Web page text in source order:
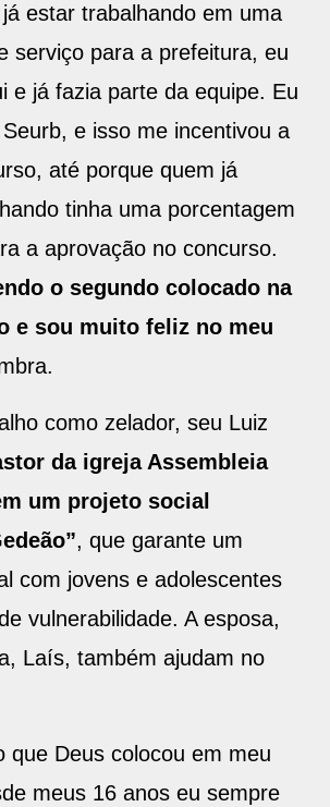
estar trabalhando em uma
serviço para a prefeitura, eu
e já fazia parte da equipe. Eu
e isso me incentivou a
até porque quem já
tinha uma porcentagem
a aprovação no concurso.
o segundo colocado na
e sou muito feliz no meu
como zelador, seu Luiz
da igreja Assembleia
um projeto social
, que garante um
com jovens e adolescentes
vulnerabilidade. A esposa,
Laís, também ajudam no
que Deus colocou em meu
meus 16 anos eu sempre